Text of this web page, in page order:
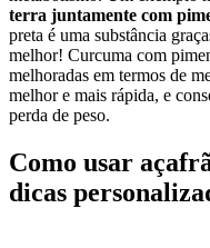
terra juntamente com
preta é uma substância
melhor! Curcuma com
melhoradas em termos de
melhor e mais rápida, e
perda de peso.
Como usar
dicas